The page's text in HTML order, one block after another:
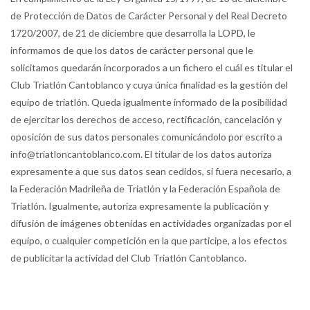
de Protección de Datos de Carácter Personal y del Real Decreto
1720/2007, de 21 de diciembre que desarrolla la LOPD, le
informamos de que los datos de carácter personal que le
solicitamos quedarán incorporados a un fichero el cuál es titular el
Club Triatlón Cantoblanco y cuya única finalidad es la gestión del
equipo de triatlón. Queda igualmente informado de la posibilidad
de ejercitar los derechos de acceso, rectificación, cancelación y
oposición de sus datos personales comunicándolo por escrito a
info@triatloncantoblanco.com. El titular de los datos autoriza
expresamente a que sus datos sean cedidos, si fuera necesario, a
la Federación Madrileña de Triatlón y la Federación Española de
Triatlón. Igualmente, autoriza expresamente la publicación y
difusión de imágenes obtenidas en actividades organizadas por el
equipo, o cualquier competición en la que participe, a los efectos
de publicitar la actividad del Club Triatlón Cantoblanco.